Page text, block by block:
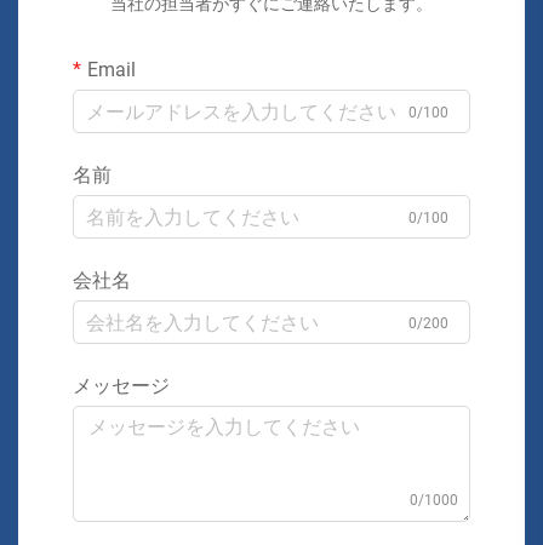
Email
0/100
名前
0/100
会社名
0/200
メッセージ
0/1000